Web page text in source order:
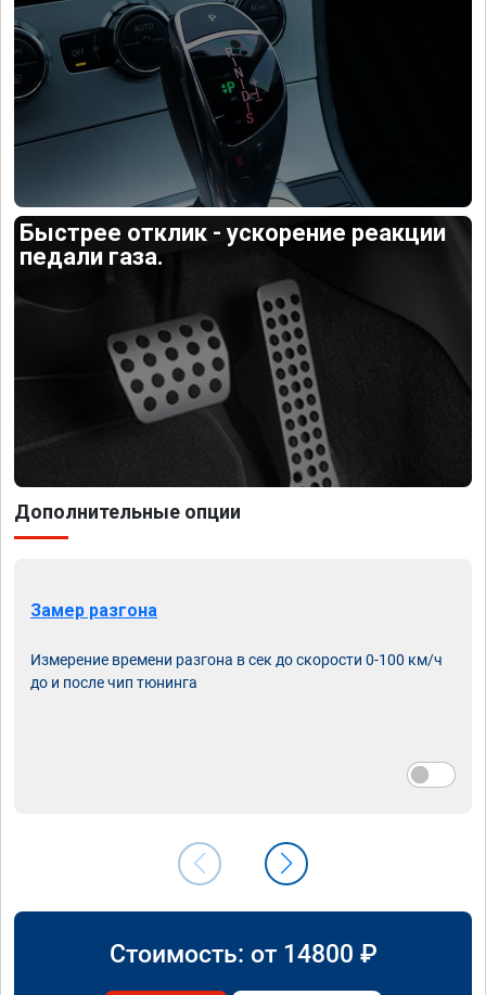
Быстрее отклик - ускорение реакции
педали газа.
Дополнительные опции
Замер разгона
Измерение времени разгона в сек до скорости 0-100 км/ч
до и после чип тюнинга
Стоимость: от 14800 ₽